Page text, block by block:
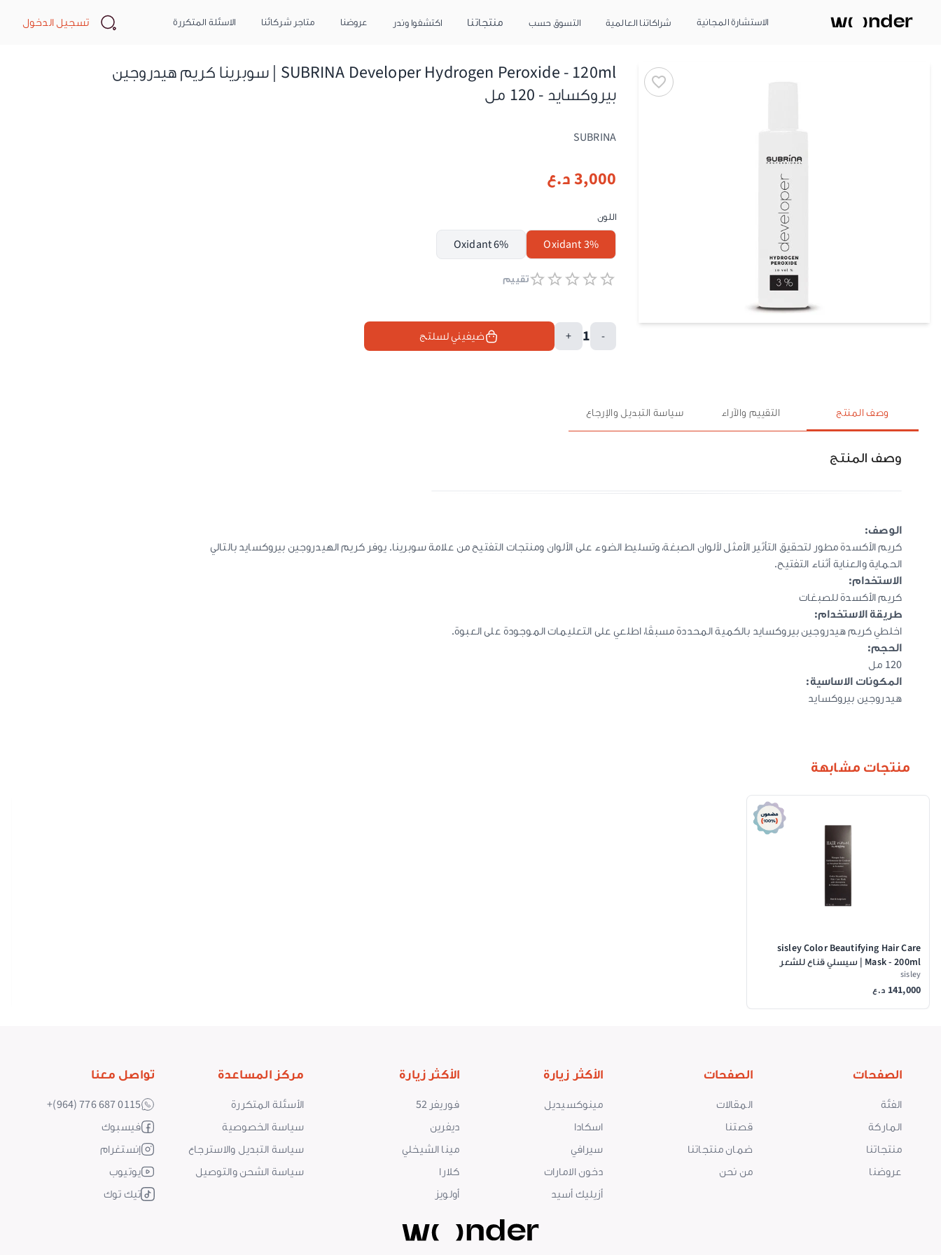
تسجيل الدخول Search الاسئلة المتكررة متاجر شركائنا عروضنا اكتشفوا وندر منتجاتنا التسوق حسب شراكاتنا العالمية الاستشارة المجانية
SUBRINA Developer Hydrogen Peroxide - 120ml | سوبرينا كريم هيدروجين
بيروكسايد - 120 مل
SUBRINA
3,000د.ع
اللون
Oxidant 3%
Oxidant 6%
تقييم
-
1
+ ضيفيني لسلتج
وصف المنتج التقييم والآراء سياسة التبديل والإرجاع
وصف المنتج
الوصف:
كريم الأكسدة مطور لتحقيق التأثير الأمثل لألوان الصبغة، وتسليط الضوء على الألوان ومنتجات التفتيح من علامة سوبرينا. يوفر كريم الهيدروجين بيروكسايد بالتالي
الحماية والعناية أثناء التفتيح.
الاستخدام:
كريم الأكسدة للصبغات
طريقة الاستخدام:
اخلطي كريم هيدروجين بيروكسايد بالكمية المحددة مسبقًا، اطلعي على التعليمات الموجودة على العبوة.
الحجم:
120 مل
المكونات الاساسية:
هيدروجين بيروكسايد
منتجات مشابهة
sisley Color Beautifying Hair Care
Mask - 200ml | سيسلي قناع للشعر
المصبوغ - 200 مل
sisley
141,000 د.ع
الصفحات
الفئة
الماركة
منتجاتنا
عروضنا
الصفحات
المقالات
قصتنا
ضمان منتجاتنا
من نحن
الأكثر زيارة
مينوكسيديل
اسكادا
سيرافي
دخون الامارات
أزيليك أسيد
الأكثر زيارة
فوريفر 52
ديفرين
مينا الشيخلي
كلارا
أولويز
مركز المساعدة
الأسئلة المتكررة
سياسة الخصوصية
سياسة التبديل والاسترجاع
سياسة الشحن والتوصيل
تواصل معنا
+(964) 776 687 0115
فيسبوك
إنستغرام
يوتيوب
تيك توك